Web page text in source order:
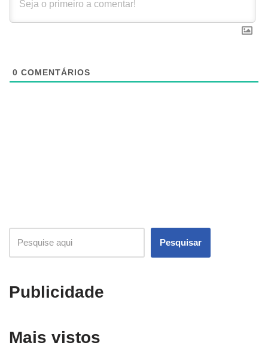
0 COMENTÁRIOS
Pesquisar
Publicidade
Mais vistos